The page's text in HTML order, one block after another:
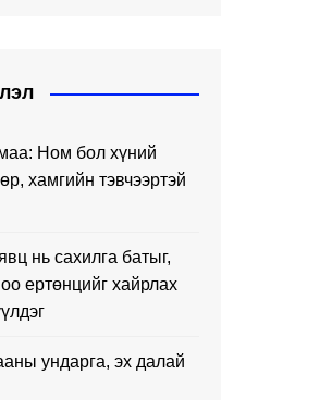
Ном бол хүний
хамгийн тэвчээртэй
нь сахилга батыг,
ертөнцийг хайрлах
ундарга, эх далай